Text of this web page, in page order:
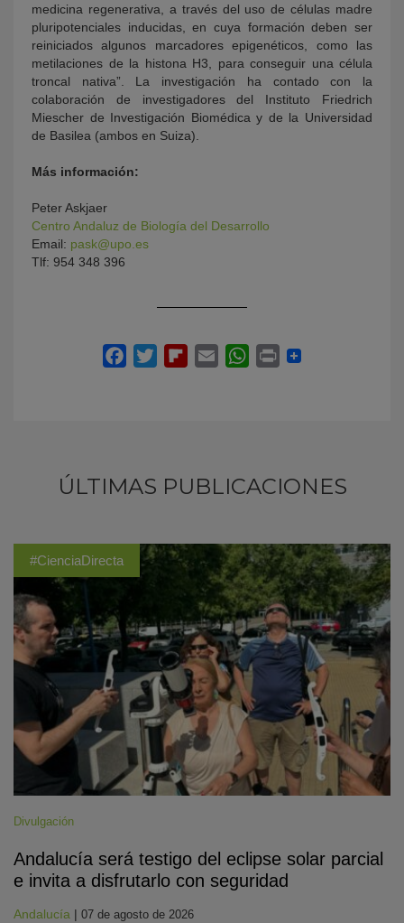
medicina regenerativa, a través del uso de células madre
pluripotenciales inducidas, en cuya formación deben ser
reiniciados algunos marcadores epigenéticos, como las
metilaciones de la histona H3, para conseguir una célula
troncal nativa”. La investigación ha contado con la
colaboración de investigadores del Instituto Friedrich
Miescher de Investigación Biomédica y de la Universidad
de Basilea (ambos en Suiza).
Más información:
Peter Askjaer
Centro Andaluz de Biología del Desarrollo
Email: pask@upo.es
Tlf: 954 348 396
ÚLTIMAS PUBLICACIONES
#CienciaDirecta
Divulgación
Andalucía será testigo del eclipse solar parcial
e invita a disfrutarlo con seguridad
Andalucía | 07 de agosto de 2026